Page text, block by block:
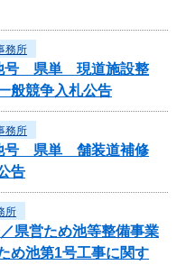
務所
号 県単 現道施設整
般競争入札公告
務所
号 県単 舗装道補修
告
所
県営ため池等整備事業
め池第1号工事に関す